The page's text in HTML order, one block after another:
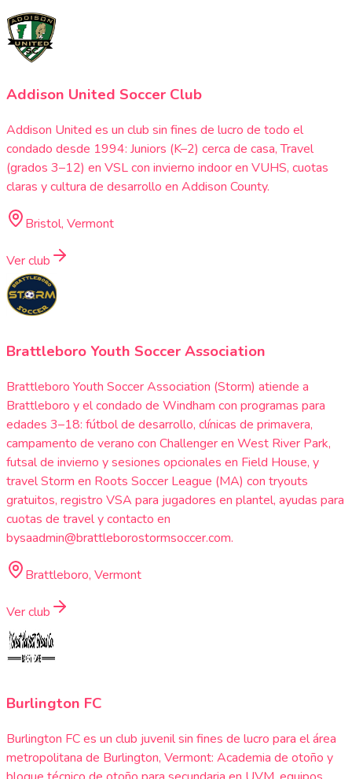
Addison United Soccer Club
Addison United es un club sin fines de lucro de todo el
condado desde 1994: Juniors (K–2) cerca de casa, Travel
(grados 3–12) en VSL con invierno indoor en VUHS, cuotas
claras y cultura de desarrollo en Addison County.
Bristol, Vermont
Ver club
Brattleboro Youth Soccer Association
Brattleboro Youth Soccer Association (Storm) atiende a
Brattleboro y el condado de Windham con programas para
edades 3–18: fútbol de desarrollo, clínicas de primavera,
campamento de verano con Challenger en West River Park,
futsal de invierno y sesiones opcionales en Field House, y
travel Storm en Roots Soccer League (MA) con tryouts
gratuitos, registro VSA para jugadores en plantel, ayudas para
cuotas de travel y contacto en
bysaadmin@brattleborostormsoccer.com.
Brattleboro, Vermont
Ver club
Burlington FC
Burlington FC es un club juvenil sin fines de lucro para el área
metropolitana de Burlington, Vermont: Academia de otoño y